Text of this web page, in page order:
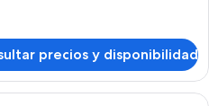
precios y disponibilidad
Una habitación con cama, silla y